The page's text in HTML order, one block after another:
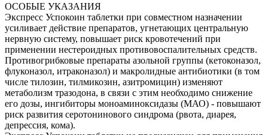
ОСОБЫЕ УКАЗАНИЯ
Экспресс Успокоин таблетки при совместном назначении
усиливает действие препаратов, угнетающих центральную
нервную систему, повышает риск кровотечений при
применении нестероидных противовоспалительных средств.
Противогрибковые препараты азольной группы (кетоконазол,
флуконазол, итраконазол) и макролидные антибиотики (в том
числе тилозин, тилмикозин, азитромицин) изменяют
метаболизм тразодона, в связи с этим необходимо снижение
его дозы, ингибиторы моноаминоксидазы (МАО) - повышают
риск развития серотонинового синдрома (рвота, диарея,
депрессия, кома).